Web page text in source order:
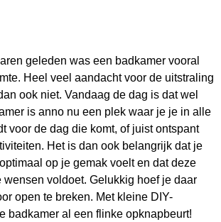
geleden was een badkamer vooral
Heel veel aandacht voor de uitstraling
ook niet. Vandaag de dag is dat wel
is anno nu een plek waar je je in alle
voor de dag die komt, of juist ontspant
Het is dan ook belangrijk dat je
op je gemak voelt en dat deze
wensen voldoet. Gelukkig hoef je daar
open te breken. Met kleine DIY-
badkamer al een flinke opknapbeurt!